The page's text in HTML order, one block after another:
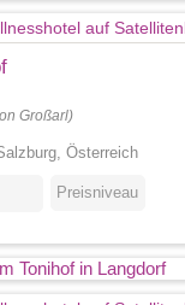
Großarl)
Österreich
Preisniveau